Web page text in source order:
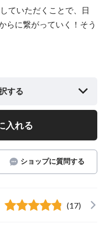
ていただくことで、日
らに繋がっていく！そう
する
入れる
ショップに質問する
(17)